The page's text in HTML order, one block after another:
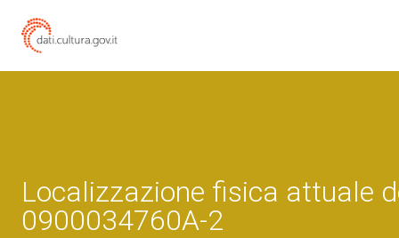
Localizzazione fisica attuale
0900034760A-2